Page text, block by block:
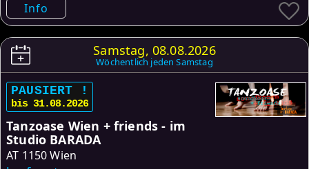
Info
Samstag, 08.08.2026
Wöchentlich jeden Samstag
PAUSIERT !
bis 31.08.2026
Tanzoase Wien + friends - im
Studio BARADA
AT 1150 Wien